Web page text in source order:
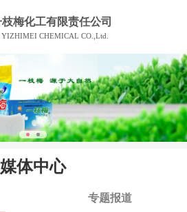
梅化工有限责任公司
CHEMICAL CO.,Ltd.
媒体中心
专题报道